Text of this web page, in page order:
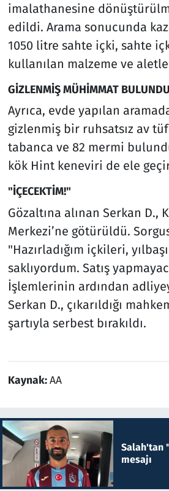
imalathanesine
edildi. Arama sonucunda
1050 litre sahte içki, sahte
kullanılan malzeme ve
GİZLENMİŞ MÜHİMMAT BULUNDU
Ayrıca, evde yapılan
gizlenmiş bir ruhsatsız av
tabanca ve 82 mermi
kök Hint keneviri de ele
"İÇECEKTİM!"
Gözaltına alınan Serkan D.,
Merkezi’ne götürüldü.
"Hazırladığım içkileri,
saklıyordum. Satış
İşlemlerinin ardından
Serkan D., çıkarıldığı
şartıyla serbest bırakıldı.
Kaynak:AA
Salah'tan
mesajı